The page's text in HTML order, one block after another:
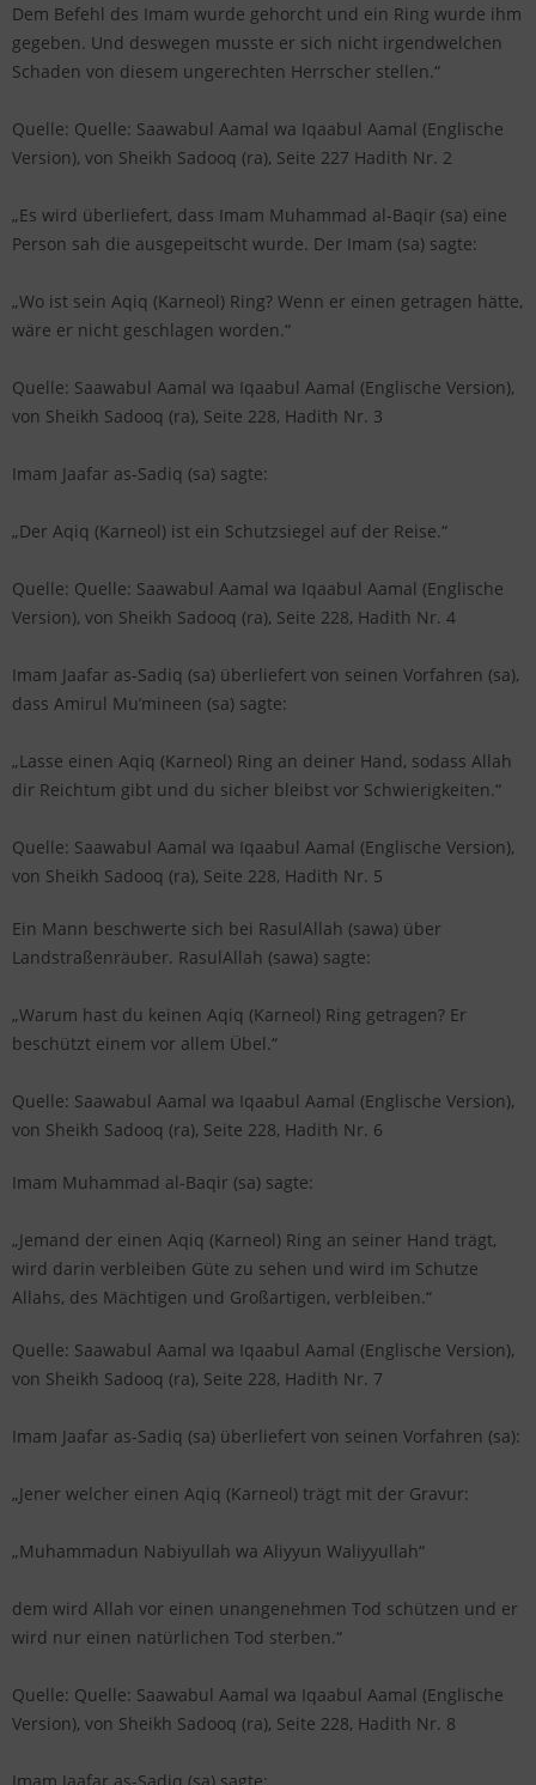
Dem Befehl des Imam wurde gehorcht und ein Ring wurde ihm
gegeben. Und deswegen musste er sich nicht irgendwelchen
Schaden von diesem ungerechten Herrscher stellen.“
Quelle: Quelle: Saawabul Aamal wa Iqaabul Aamal (Englische
Version), von Sheikh Sadooq (ra), Seite 227 Hadith Nr. 2
„Es wird überliefert, dass Imam Muhammad al-Baqir (sa) eine
Person sah die ausgepeitscht wurde. Der Imam (sa) sagte:
„Wo ist sein Aqiq (Karneol) Ring? Wenn er einen getragen hätte,
wäre er nicht geschlagen worden.“
Quelle: Saawabul Aamal wa Iqaabul Aamal (Englische Version),
von Sheikh Sadooq (ra), Seite 228, Hadith Nr. 3
Imam Jaafar as-Sadiq (sa) sagte:
„Der Aqiq (Karneol) ist ein Schutzsiegel auf der Reise.“
Quelle: Quelle: Saawabul Aamal wa Iqaabul Aamal (Englische
Version), von Sheikh Sadooq (ra), Seite 228, Hadith Nr. 4
Imam Jaafar as-Sadiq (sa) überliefert von seinen Vorfahren (sa),
dass Amirul Mu’mineen (sa) sagte:
„Lasse einen Aqiq (Karneol) Ring an deiner Hand, sodass Allah
dir Reichtum gibt und du sicher bleibst vor Schwierigkeiten.“
Quelle: Saawabul Aamal wa Iqaabul Aamal (Englische Version),
von Sheikh Sadooq (ra), Seite 228, Hadith Nr. 5
Ein Mann beschwerte sich bei RasulAllah (sawa) über
Landstraßenräuber. RasulAllah (sawa) sagte:
„Warum hast du keinen Aqiq (Karneol) Ring getragen? Er
beschützt einem vor allem Übel.“
Quelle: Saawabul Aamal wa Iqaabul Aamal (Englische Version),
von Sheikh Sadooq (ra), Seite 228, Hadith Nr. 6
Imam Muhammad al-Baqir (sa) sagte:
„Jemand der einen Aqiq (Karneol) Ring an seiner Hand trägt,
wird darin verbleiben Güte zu sehen und wird im Schutze
Allahs, des Mächtigen und Großartigen, verbleiben.“
Quelle: Saawabul Aamal wa Iqaabul Aamal (Englische Version),
von Sheikh Sadooq (ra), Seite 228, Hadith Nr. 7
Imam Jaafar as-Sadiq (sa) überliefert von seinen Vorfahren (sa):
„Jener welcher einen Aqiq (Karneol) trägt mit der Gravur:
„Muhammadun Nabiyullah wa Aliyyun Waliyyullah“
dem wird Allah vor einen unangenehmen Tod schützen und er
wird nur einen natürlichen Tod sterben.“
Quelle: Quelle: Saawabul Aamal wa Iqaabul Aamal (Englische
Version), von Sheikh Sadooq (ra), Seite 228, Hadith Nr. 8